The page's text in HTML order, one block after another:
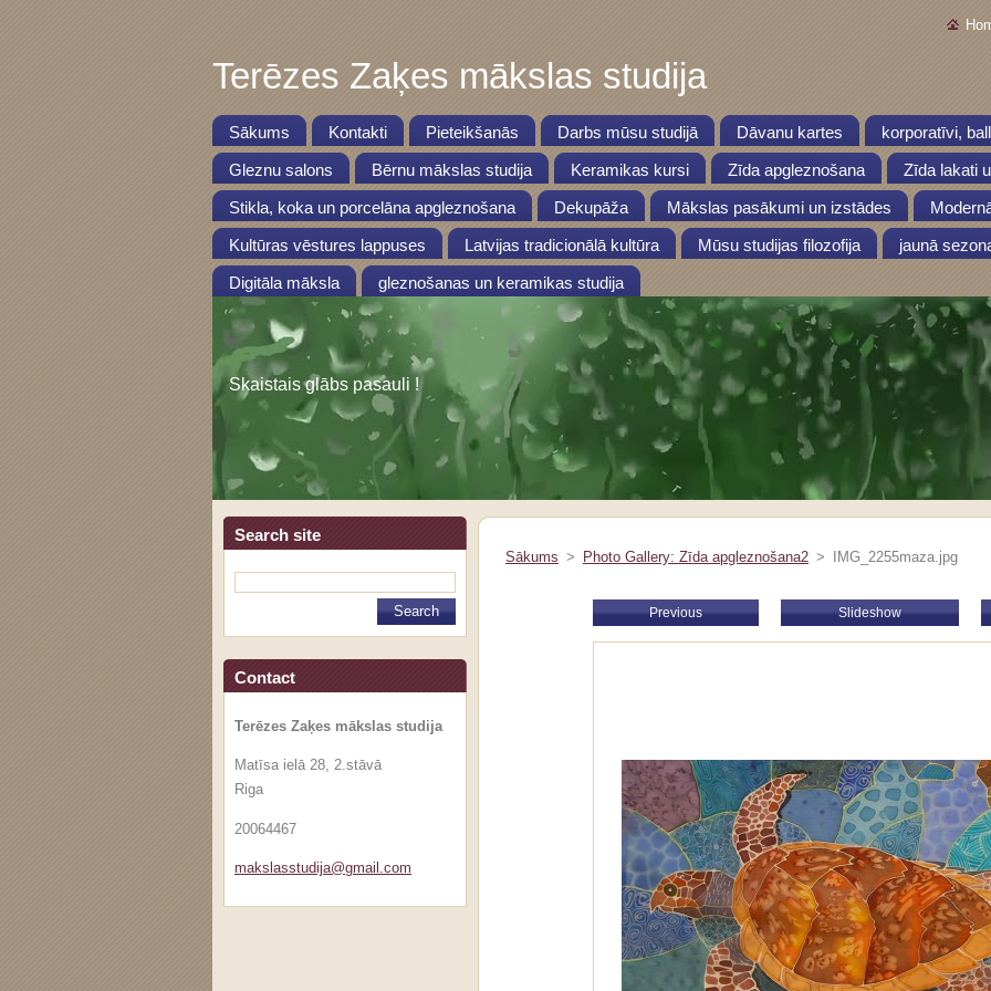
Terēzes Zaķes mākslas studija
Sākums Kontakti Pieteikšanās Darbs mūsu studijā Dāvanu kartes korporatīvi,
Gleznu salons Bērnu mākslas studija Keramikas kursi Zīda apgleznošana Zīda lakati
Stikla, koka un porcelāna apgleznošana Dekupāža Mākslas pasākumi un izstādes
Kultūras vēstures lappuses Latvijas tradicionālā kultūra Mūsu studijas filozofija jaunā
Digitāla māksla gleznošanas un keramikas studija
Skaistais glābs pasauli !
Search site
Contact
Terēzes Zaķes mākslas studija
Matīsa ielā 28, 2.stāvā
Riga
20064467
makslasstudija@gmail.com
Sākums > Photo Gallery: Zīda apgleznošana2 > IMG_2255maza.jpg
Previous Slideshow